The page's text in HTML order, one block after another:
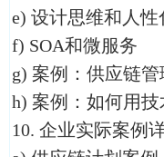
e) 设计思维和人性
f) SOA和微服务
g) 案例：供应链
h) 案例：如何用
10. 企业实际案例